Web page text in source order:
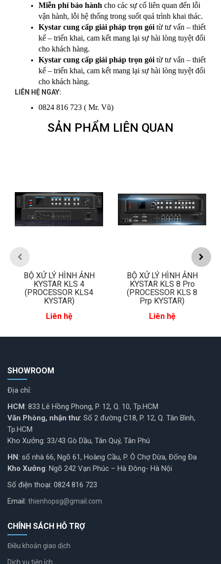
Miễn phí bảo hành cho các sự cố liên quan đến lỗi
vận hành, lỗi hệ thống trong suốt quá trình khai thác.
Kystar cung cấp giải pháp trọn gói từ tư vấn – thiết
kế – triển khai, cam kết mang lại sự hài lòng tuyệt đối
cho khách hàng.
Kystar cung cấp giải pháp trọn gói từ tư vấn – thiết
kế – triển khai, cam kết mang lại sự hài lòng tuyệt đối
cho khách hàng.
LIÊN HỆ NGAY:
0824 816 723 ( Mr. Vũ)
SẢN PHẨM LIÊN QUAN
BỘ XỬ LÝ HÌNH ẢNH
KYSTAR KLS 4
(PROCESSOR KLS4
KYSTAR)
Liên hệ
BỘ XỬ LÝ HÌNH ẢNH
KYSTAR KLS 8 Pro
(PROCESSOR KLS 8
Prp KYSTAR)
Liên hệ
prev next
SHOWROOM
Địa chỉ:
HCM: 833 Lê Hồng Phong, P. 12, Q. 10, Tp.HCM
Văn Phòng, nhận thư: Số 2 đường C18, P. 12, Q. Tân Bình,
Tp.HCM
Kho Xưởng: 33/43 Gò Dầu, Tân Quý, Tân Phú
HN: số nhà 66, Ngõ 61, Hoàng Cầu, P. Ô Chợ Dừa, Đống Đa
Kho Xưởng: Ngõ 242 Vạn Phúc – Hà Đông- Hà Nội
Số điện thoại: 0824 816 723
Email: thienhopsg@gmail.com
CHÍNH SÁCH HỖ TRỢ
Điều khoản giao dịch
Dịch vụ tiện ích